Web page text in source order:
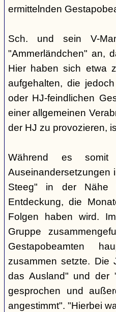
ermittelnden
Sch. und sein V-
"Ammerländchen" an,
Hier haben sich etwa
aufgehalten, die
oder HJ-feindlichen
einer allgemeinen
der HJ zu provozieren,
Während es somit
Auseinandersetzungen
Steeg" in der Nähe
Entdeckung, die
Folgen haben wird.
Gruppe
Gestapobeamten
zusammen setzte. Die
das Ausland" und der
gesprochen und
angestimmt". "Hierbei